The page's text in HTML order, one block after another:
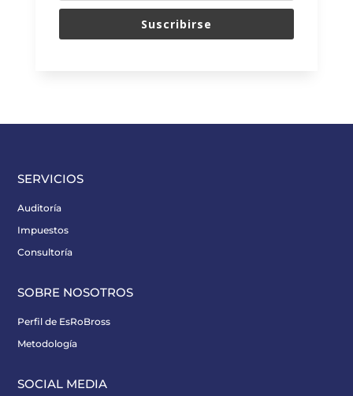
Suscribirse
SERVICIOS
Auditoría
Impuestos
Consultoría
SOBRE NOSOTROS
Perfil de EsRoBross
Metodología
SOCIAL MEDIA